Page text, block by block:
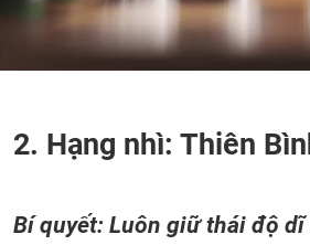
2. Hạng nhì: Thiên
Bí quyết: Luôn giữ thái độ dĩ